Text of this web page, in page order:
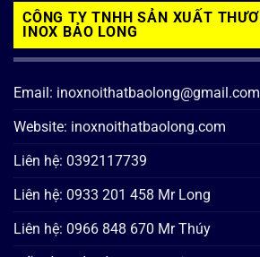
CÔNG TY TNHH SẢN XUẤT
INOX BẢO LONG
Email: inoxnoithatbaolong@gmail.com
Website: inoxnoithatbaolong.com
Liên hệ: 0392117739
Liên hệ: 0933 201 458 Mr Long
Liên hệ: 0966 848 670 Mr Thúy